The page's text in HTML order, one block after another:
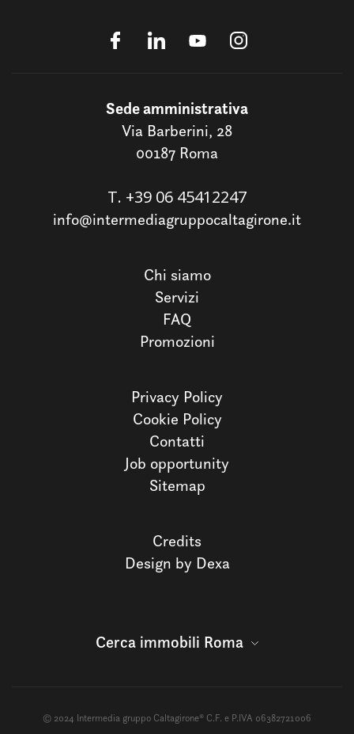
Sede amministrativa
Via Barberini, 28
00187 Roma
T. +39 06 45412247
info@intermediagruppocaltagirone.it
Chi siamo
Servizi
FAQ
Promozioni
Privacy Policy
Cookie Policy
Contatti
Job opportunity
Sitemap
Credits
Design by Dexa
Cerca immobili Roma
© 2024 Intermedia gruppo Caltagirone® C.F. e P.IVA 06382721006